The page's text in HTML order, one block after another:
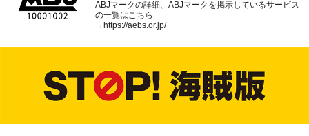
ABJマークの詳細、ABJマークを掲示しているサービス
の一覧はこちら
→ https://aebs.or.jp/